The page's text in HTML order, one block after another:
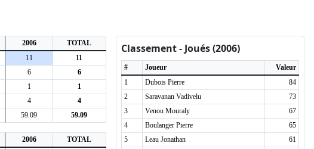
2006
TOTAL
11
11
6
6
1
1
4
4
59.09 59.09
2006
TOTAL
Classement - Joués (2006)
# Joueur
Valeur
1
Dubois Pierre
84
2
Saravanan Vadivelu
73
3
Venou Mouraly
67
4
Boulanger Pierre
65
5
Leau Jonathan
61